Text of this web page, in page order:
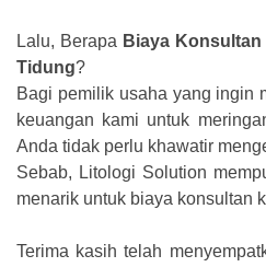
Lalu, Berapa Biaya
Tidung?
Bagi pemilik usaha yang ingin
keuangan kami untuk
Anda tidak perlu khawatir
Sebab, Litologi Solution
menarik untuk biaya konsultan
Terima kasih telah